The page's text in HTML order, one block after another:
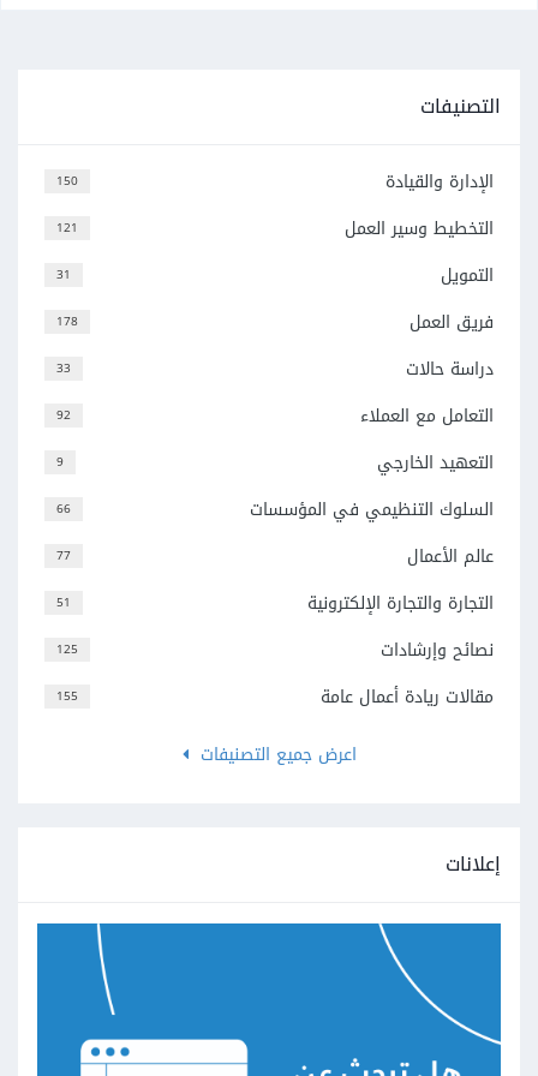
التصنيفات
150 الإدارة والقيادة
121 التخطيط وسير العمل
31 التمويل
178 فريق العمل
33 دراسة حالات
92 التعامل مع العملاء
9 التعهيد الخارجي
66 السلوك التنظيمي في المؤسسات
77 عالم الأعمال
51 التجارة والتجارة الإلكترونية
125 نصائح وإرشادات
155
مقالات ريادة أعمال عامة
اعرض جميع التصنيفات
إعلانات